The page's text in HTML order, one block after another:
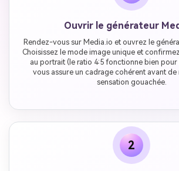
Ouvrir le générateur
Rendez-vous sur Media.io et ouvrez le
Choisissez le mode image unique et
au portrait (le ratio 4:5 fonctionne bien pour
vous assure un cadrage cohérent avant
sensation gouachée.
2